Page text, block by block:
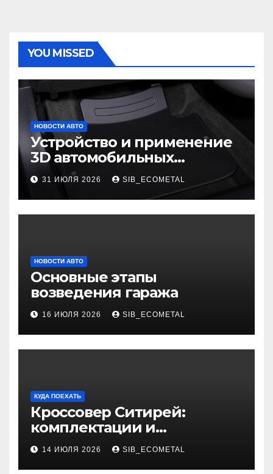
YOU MISSED
НОВОСТИ АВТО
Устройство и применение
3D автомобильных
ковриков
31 ИЮЛЯ 2026 SIB_ECOMETAL
НОВОСТИ АВТО
Основные этапы
возведения гаража
16 ИЮЛЯ 2026 SIB_ECOMETAL
КУДА ПОЕХАТЬ
Кроссовер Ситирей:
комплектации и
характеристики
14 ИЮЛЯ 2026 SIB_ECOMETAL